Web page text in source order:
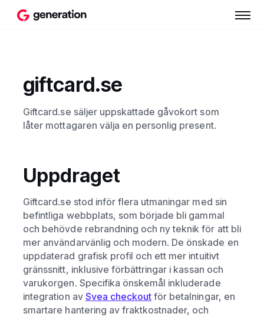
giftcard.se
Giftcard.se säljer uppskattade gåvokort som
låter mottagaren välja en personlig present.
Uppdraget
Giftcard.se stod inför flera utmaningar med sin
befintliga webbplats, som började bli gammal
och behövde rebrandning och ny teknik för att bli
mer användarvänlig och modern. De önskade en
uppdaterad grafisk profil och ett mer intuitivt
gränssnitt, inklusive förbättringar i kassan och
varukorgen. Specifika önskemål inkluderade
integration av Svea checkout för betalningar, en
smartare hantering av fraktkostnader, och